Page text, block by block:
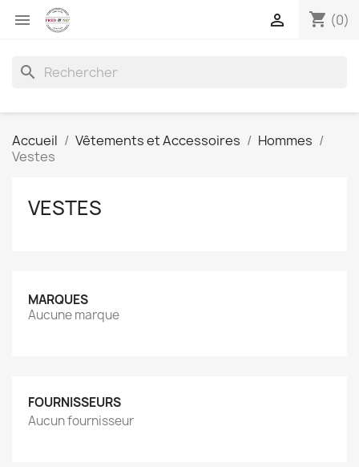
 shopping_cart (0)

search
Accueil Vêtements et Accessoires
Hommes
Vestes
VESTES
MARQUES
Aucune marque
FOURNISSEURS
Aucun fournisseur